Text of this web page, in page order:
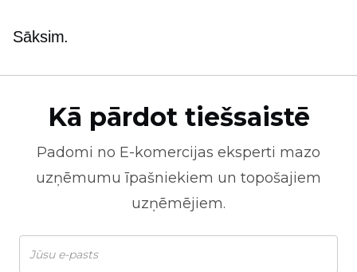
Sāksim.
Kā pārdot tiešsaistē
Padomi no E-komercijas eksperti mazo
uzņēmumu īpašniekiem un topošajiem
uzņēmējiem.